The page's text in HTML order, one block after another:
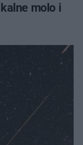
molo i